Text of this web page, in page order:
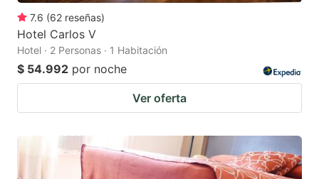
7.6 (62 reseñas)
Hotel Carlos V
Hotel · 2 Personas · 1 Habitación
$ 54.992 por noche
Ver oferta